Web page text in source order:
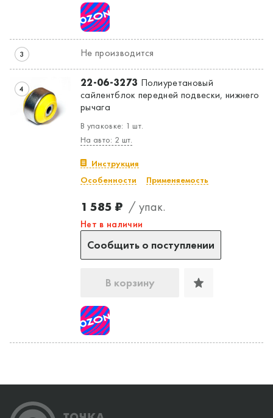
3 Не производится
4 22-06-3273 Полиуретановый
сайлентблок передней подвески, нижнего
рычага
В упаковке: 1 шт.
На авто: 2 шт.
Инструкция
Особенности
Применяемость
1 585 ₽ / упак.
Нет в наличии
Сообщить о поступлении
В корзину